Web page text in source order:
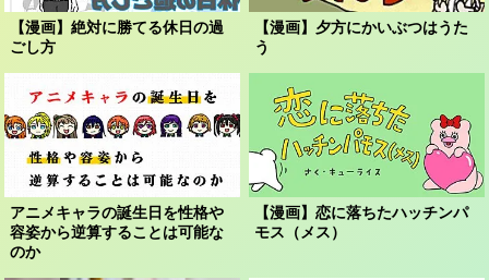
【漫画】絶対に勝てる休日の過
ごし方
【漫画】夕方にかいぶつはうた
う
アニメキャラの誕生日を性格や
容姿から逆算することは可能な
のか
【漫画】恋に落ちたハッチンパ
モス（メス）